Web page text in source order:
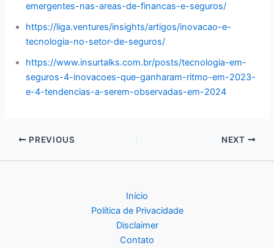
emergentes-nas-areas-de-financas-e-seguros/
https://liga.ventures/insights/artigos/inovacao-e-
tecnologia-no-setor-de-seguros/
https://www.insurtalks.com.br/posts/tecnologia-em-
seguros-4-inovacoes-que-ganharam-ritmo-em-2023-
e-4-tendencias-a-serem-observadas-em-2024
PREVIOUS NEXT
Início
Política de Privacidade
Disclaimer
Contato